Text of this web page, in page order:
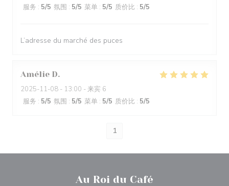
服务 : 5/5 氛围 : 5/5 菜单 : 5/5 质价比 : 5/5
L’adresse du marché des puces
Amélie D
2025-11-08 - 13:00 - 来宾 6
服务 : 5/5 氛围 : 5/5 菜单 : 5/5 质价比 : 5/5
1
Au Roi du Café